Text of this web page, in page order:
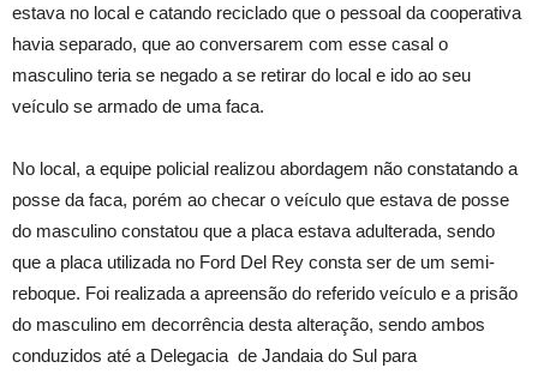
estava no local e catando reciclado que o pessoal da cooperativa
havia separado, que ao conversarem com esse casal o
masculino teria se negado a se retirar do local e ido ao seu
veículo se armado de uma faca.
No local, a equipe policial realizou abordagem não constatando a
posse da faca, porém ao checar o veículo que estava de posse
do masculino constatou que a placa estava adulterada, sendo
que a placa utilizada no Ford Del Rey consta ser de um semi-
reboque. Foi realizada a apreensão do referido veículo e a prisão
do masculino em decorrência desta alteração, sendo ambos
conduzidos até a Delegacia de Jandaia do Sul para